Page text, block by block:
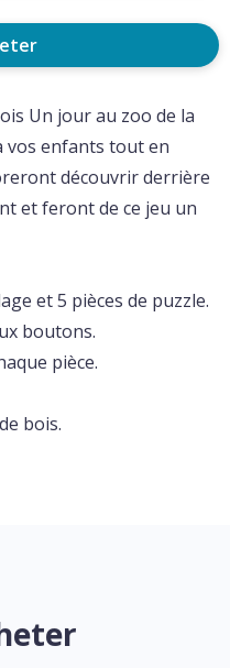
Un jour au zoo de la
vos enfants tout en
découvrir derrière
et feront de ce jeu un
et 5 pièces de puzzle.
boutons.
pièce.
bois.